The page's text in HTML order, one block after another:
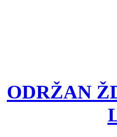
ODRŽAN